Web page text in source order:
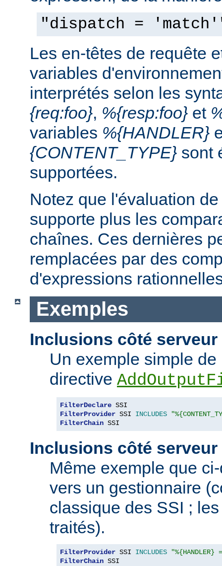
"dispatch =
Les en-têtes de requête
variables
interprétés selon les
{req:foo}, %{resp:foo} et
variables %{HANDLER}
{CONTENT_TYPE} sont
supportées.
Notez que l'évaluation
supporte plus les
chaînes. Ces dernières
remplacées par des
d'expressions
Exemples
Inclusions côté serveur
Un exemple simple
directive
FilterDeclare
FilterProvider SSI INCLUDES
FilterChain SSI
Inclusions côté serveur
Même exemple que
vers un gestionnaire
classique des SSI ;
traités).
FilterProvider SSI INCLUDES
FilterChain SSI